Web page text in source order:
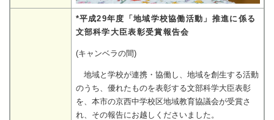
*平成29年度「地域学校協働活動」推進に係る
文部科学大臣表彰受賞報告会
(キャンベラの間)
地域と学校が連携・協働し、地域を創生する活動
のうち、優れたものを表彰する文部科学大臣表彰
を、本市の京西中学校区地域教育協議会が受賞さ
れ、その報告にお越しくださいました。